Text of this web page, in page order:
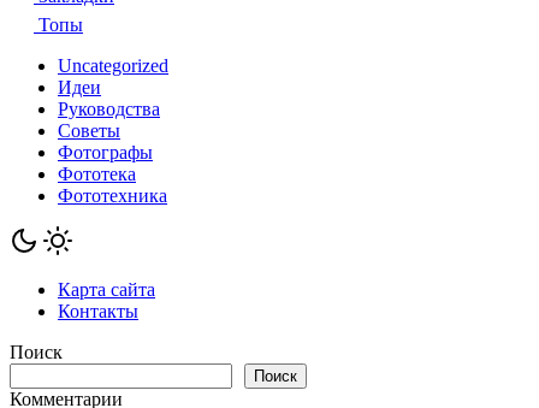
Топы
Uncategorized
Идеи
Руководства
Советы
Фотографы
Фототека
Фототехника
Карта сайта
Контакты
Поиск
Поиск
Комментарии